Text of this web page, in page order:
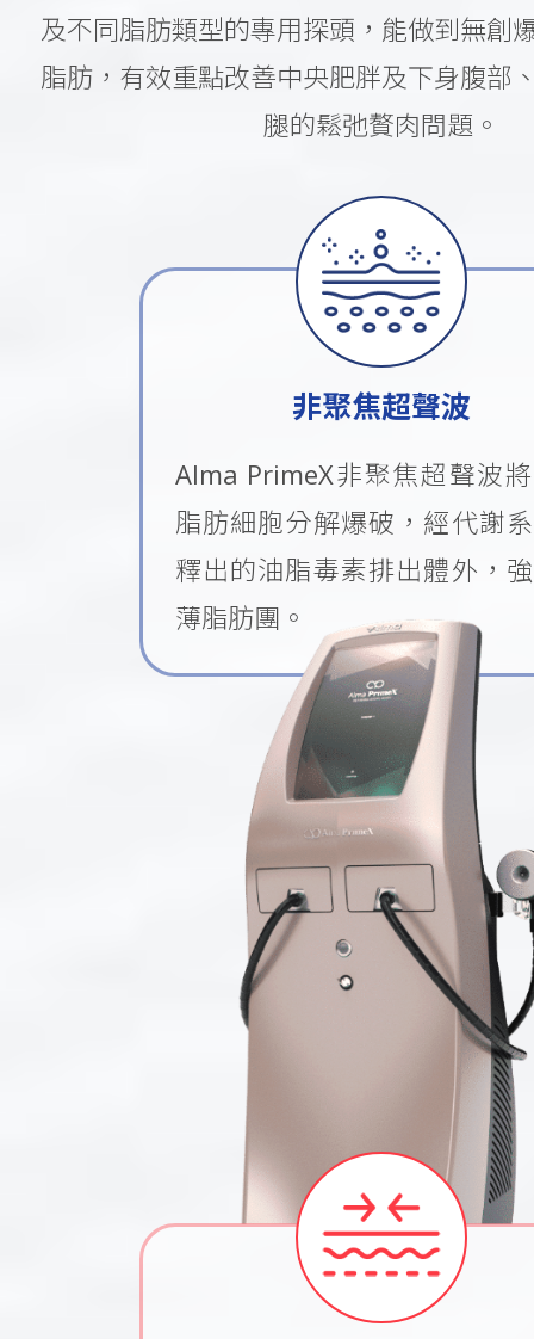
及不同脂肪類型的專用探頭，能做到無創
脂肪，有效重點改善中央肥胖及下身腹部
腿的鬆弛贅肉問題。
非聚焦超聲波
Alma PrimeX非聚焦超聲波
脂肪細胞分解爆破，經代謝
釋出的油脂毒素排出體外，
薄脂肪團。